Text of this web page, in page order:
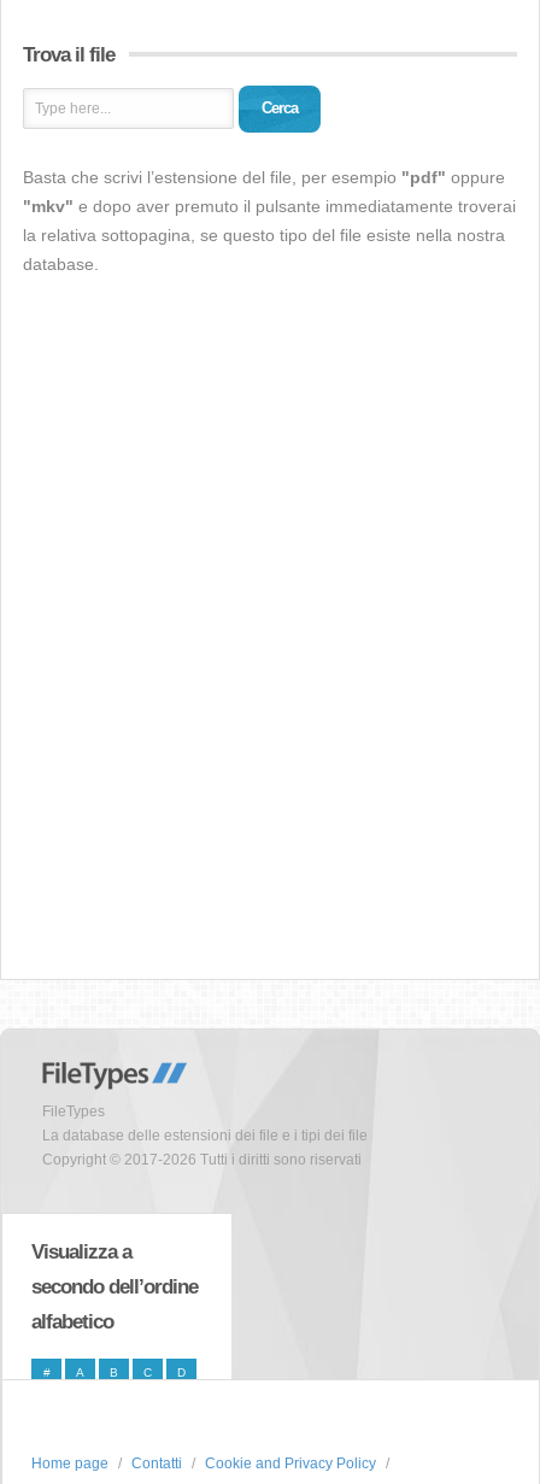
Trova il file
Cerca
Basta che scrivi l’estensione del file, per esempio "pdf" oppure
"mkv" e dopo aver premuto il pulsante immediatamente troverai
la relativa sottopagina, se questo tipo del file esiste nella nostra
database.
FileTypes
La database delle estensioni dei file e i tipi dei file
Copyright © 2017-2026 Tutti i diritti sono riservati
Visualizza a
secondo dell’ordine
alfabetico
# A B C D
Home page Contatti Cookie and Privacy Policy